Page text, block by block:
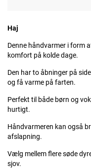
Haj
Denne håndvarmer i form
komfort på kolde dage.
Den har to åbninger på
og få varme på farten.
Perfekt til både børn og
hurtigt.
Håndvarmeren kan også
afslapning.
Vælg mellem flere søde
sjov.